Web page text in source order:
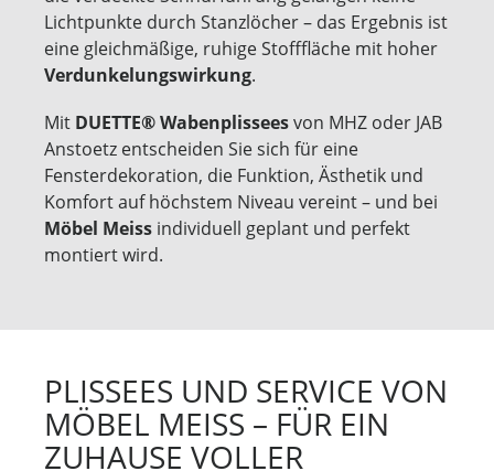
Lichtpunkte durch Stanzlöcher – das Ergebnis ist
eine gleichmäßige, ruhige Stofffläche mit hoher
Verdunkelungswirkung.
Mit DUETTE® Wabenplisseesvon MHZ oder JAB
Anstoetz entscheiden Sie sich für eine
Fensterdekoration, die Funktion, Ästhetik und
Komfort auf höchstem Niveau vereint – und bei
Möbel Meiss individuell geplant und perfekt
montiert wird.
PLISSEES UND SERVICE VON
MÖBEL MEISS – FÜR EIN
ZUHAUSE VOLLER